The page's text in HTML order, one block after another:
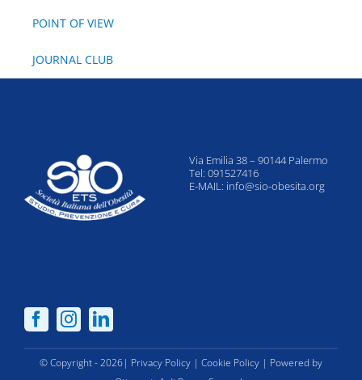
POINT OF VIEW
JOURNAL CLUB
Via Emilia 38 – 90144 Palermo
Tel: 091527416
E-MAIL: info@sio-obesita.org
© Copyright - 2026| Privacy Policy | Cookie Policy | Powered by